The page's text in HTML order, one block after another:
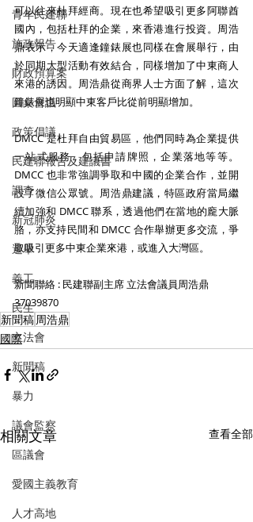
青年民建聯
施政報告
財政預算案
圓桌會議
政策倡議
民建聯報告及建議書
調查
新冠肺炎
選舉
義工
民生
立法會
新聞稿
暴力
議會監察
區議會
愛國主義教育
人才高地
可以往來杜拜經商。現在也希望吸引更多阿聯酋
國內，包括杜拜的企業，來香港進行投資。周浩
鼎表示，今天適逢鐘錶展也同樣在會展舉行，由
於同期大型活動有效結合，同樣增加了中東商人
來港的誘因。周浩鼎從商界人士方面了解，這次
鐘錶展也明顯中東客戶比從前明顯增加。
DMCC 是杜拜自由貿易區，他們同時為企業提供
一站式服務，包括申請牌照，企業落地等等。
DMCC 也非常強調爭取和中國的企業合作，並開
設了微信公眾號。周浩鼎建議，特區政府當局繼
續加強和 DMCC 聯系，透過他們在當地的龐大脈
胳，亦支持民間和 DMCC 合作舉辦更多交流，爭
取吸引更多中東企業來港，或進入大灣區。
新聞聯絡 : 民建聯副主席 立法會議員周浩鼎
37039870
新聞稿 周浩鼎
國際
相關文章 查看全部